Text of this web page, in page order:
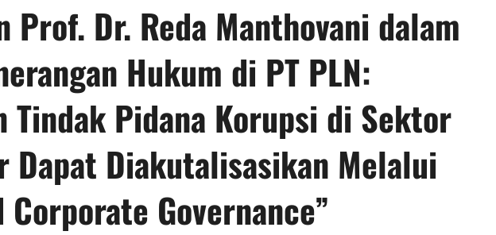
Dr. Reda Manthovani dalam
Hukum di PT PLN:
Tindak Pidana Korupsi di Sektor
Diakutalisasikan Melalui
Governance”